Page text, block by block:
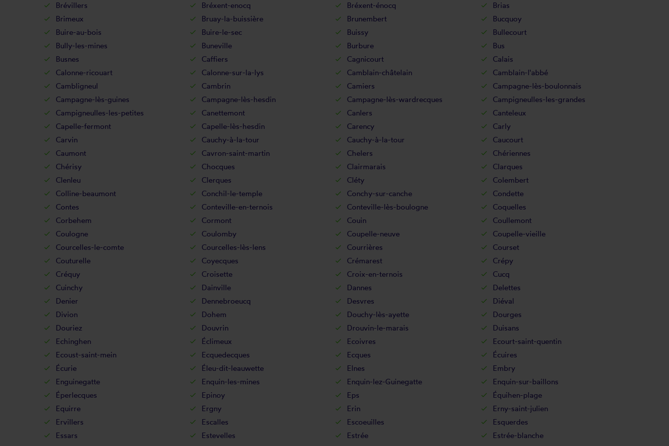
Brévillers
Bréxent-enocq Bréxent-énocq
Brias
Brimeux
Bruay-la-buissière Brunembert
Bucquoy
Buire-au-bois
Buire-le-sec Buissy
Bullecourt
Bully-les-mines
Buneville Burbure
Bus
Busnes
Caffiers Cagnicourt
Calais
Calonne-ricouart
Calonne-sur-la-lys Camblain-châtelain
Camblain-l'abbé
Cambligneul
Cambrin Camiers
Campagne-lès-boulonnais
Campagne-lès-guines
Campagne-lès-hesdin Campagne-lès-wardrecques
Campigneulles-les-grandes
Campigneulles-les-petites
Canettemont Canlers
Canteleux
Capelle-fermont
Capelle-lès-hesdin Carency
Carly
Carvin
Cauchy-à-la-tour Cauchy-à-la-tour
Caucourt
Caumont
Cavron-saint-martin Chelers
Chériennes
Chérisy
Chocques Clairmarais
Clarques
Clenleu
Clerques Cléty
Colembert
Colline-beaumont
Conchil-le-temple Conchy-sur-canche
Condette
Contes
Conteville-en-ternois Conteville-lès-boulogne
Coquelles
Corbehem
Cormont Couin
Coullemont
Coulogne
Coulomby Coupelle-neuve
Coupelle-vieille
Courcelles-le-comte
Courcelles-lès-lens Courrières
Courset
Couturelle
Coyecques Crémarest
Crépy
Créquy
Croisette Croix-en-ternois
Cucq
Cuinchy
Dainville Dannes
Delettes
Denier
Dennebroeucq Desvres
Diéval
Divion
Dohem Douchy-lès-ayette
Dourges
Douriez
Douvrin Drouvin-le-marais
Duisans
Echinghen
Éclimeux Ecoivres
Ecourt-saint-quentin
Ecoust-saint-mein
Ecquedecques Ecques
Écuires
Écurie
Éleu-dit-leauwette Elnes
Embry
Enguinegatte
Enquin-les-mines Enquin-lez-Guinegatte
Enquin-sur-baillons
Éperlecques
Epinoy Eps
Équihen-plage
Equirre
Ergny Erin
Erny-saint-julien
Ervillers
Escalles Escoeuilles
Esquerdes
Essars
Estevelles Estrée
Estrée-blanche